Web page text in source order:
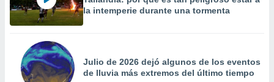
la intemperie durante una tormenta
Julio de 2026 dejó algunos de los eventos
de lluvia más extremos del último tiempo